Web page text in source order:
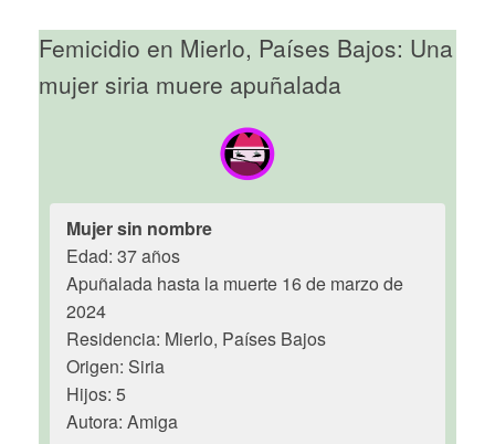
Femicidio en Mierlo, Países Bajos: Una
mujer siria muere apuñalada
Mujer sin nombre
Edad: 37 años
Apuñalada hasta la muerte 16 de marzo de
2024
Residencia: Mierlo, Países Bajos
Origen: Siria
Hijos: 5
Autora: Amiga